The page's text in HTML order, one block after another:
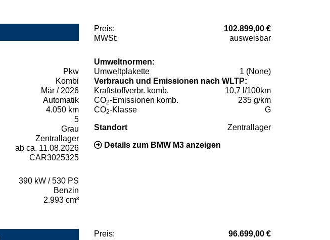
Preis:
102.899,00 €
MWSt:
ausweisbar
Pkw
Kombi
Mär / 2026
Automatik
4.050 km
5
Grau
Zentrallager
ab ca. 11.08.2026
CAR3025325
390 kW / 530 PS
Benzin
2.993 cm³
Umweltnormen:
Umweltplakette
1 (None)
Verbrauch und Emissionen nach WLTP:
Kraftstoffverbr. komb.
10,7 l/100km
CO2-Emissionen komb.
235 g/km
CO2-Klasse G
Standort Zentrallager
Details zum BMW M3 anzeigen
Preis:
96.699,00 €